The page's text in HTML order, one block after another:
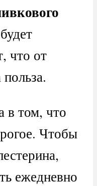
что от
в том, что
Чтобы
ежедневно